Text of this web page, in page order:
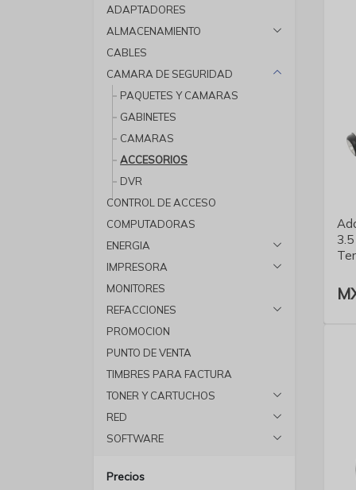
ADAPTADORES
ALMACENAMIENTO
CABLES
CAMARA DE SEGURIDAD
PAQUETES Y CAMARAS
GABINETES
CAMARAS
ACCESORIOS
DVR
CONTROL DE ACCESO
COMPUTADORAS
ENERGIA
IMPRESORA
MONITORES
REFACCIONES
PROMOCION
PUNTO DE VENTA
TIMBRES PARA FACTURA
TONER Y CARTUCHOS
RED
SOFTWARE
Precios